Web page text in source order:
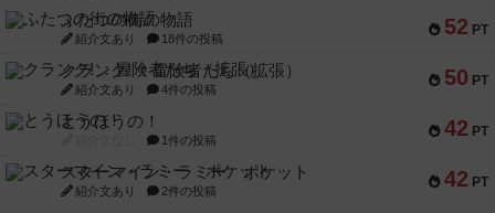
52 PT
ふたつの街の物語
紹介文あり 18件の投稿
50 PT
クランク! ：冒険者たち（拡張）
紹介文あり 4件の投稿
42 PT
とうほうの！
1件の投稿
42 PT
スターマイン・ラミー ポケット
紹介文あり 2件の投稿